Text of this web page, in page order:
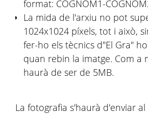
format: COGNOM1-
La mida de l'arxiu no pot
1024x1024 píxels, tot i això,
fer-ho els tècnics d"El Gra"
quan rebin la imatge. Com a
haurà de ser de 5MB.
La fotografia s'haurà d'enviar